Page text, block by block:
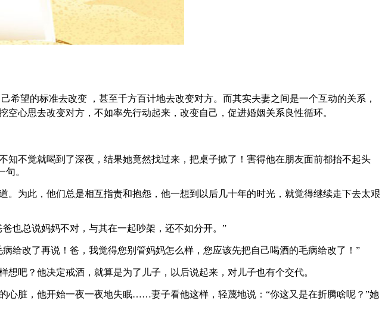
希望的标准去改变 ， 甚至千方百计地去改变对方。而其实夫妻之间是一个互动的关系，
空心思去改变对方，不如率先行动起来，改变自己，促进婚姻关系良性循环。
不觉就喝到了深夜，结果她竟然找过来，把桌子掀了！害得他在朋友面前都抬不起头
。
为此，他们总是相互指责和抱怨，他一想到以后几十年的时光，就觉得继续走下去太艰
也总说妈妈不对，与其在一起吵架，还不如分开。”
改了再说！爸，我觉得您别管妈妈怎么样，您应该先把自己喝酒的毛病给改了！”
吧？他决定戒酒，就算是为了儿子，以后说起来，对儿子也有个交代。
脏，他开始一夜一夜地失眠……妻子看他这样，轻蔑地说：“你这又是在折腾啥呢？”她